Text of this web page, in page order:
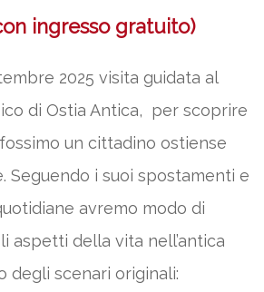
ingresso gratuito)
2025 visita guidata al
di Ostia Antica, per scoprire
un cittadino ostiense
Seguendo i suoi spostamenti e
avremo modo di
aspetti della vita nell’antica
degli scenari originali: